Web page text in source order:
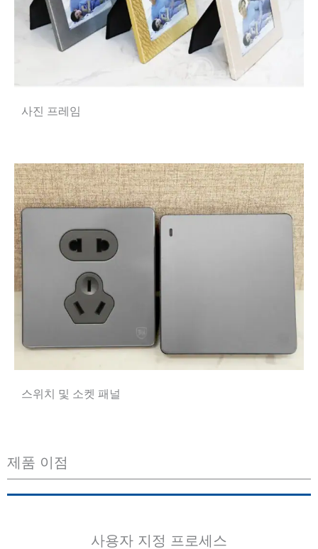
사진 프레임
스위치 및 소켓 패널
제품 이점
사용자 지정 프로세스